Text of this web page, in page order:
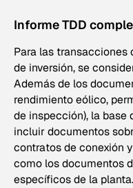
Informe TDD
Para las transacciones
de inversión, se
Además de los
rendimiento eólico,
de inspección), la base
incluir documentos
contratos de conexión
como los documentos
específicos de la planta.